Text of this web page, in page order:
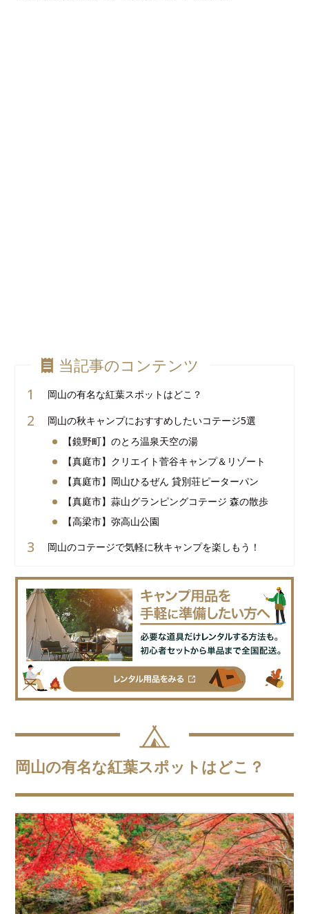
当記事のコンテンツ
岡山の有名な紅葉スポットはどこ？
岡山の秋キャンプにおすすめしたいコテージ5選
【鏡野町】のとろ温泉天空の湯
【真庭市】クリエイト菅谷キャンプ＆リゾート
【真庭市】岡山ひるぜん 貸別荘ピーターパン
【真庭市】蒜山グランピングコテージ 森の散歩
【高梁市】弥高山公園
岡山のコテージで気軽に秋キャンプを楽しもう！
岡山の有名な紅葉スポットはどこ？